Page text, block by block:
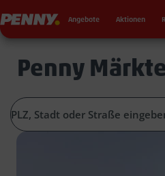
Penny Angebote Aktionen
Penny